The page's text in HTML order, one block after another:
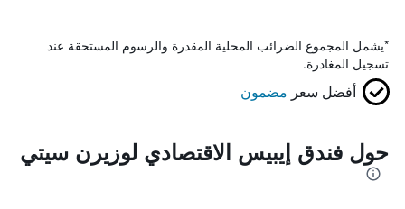
*يشمل المجموع الضرائب المحلية المقدرة والرسوم المستحقة عند
تسجيل المغادرة.
أفضل سعر مضمون
حول فندق إيبيس الاقتصادي لوزيرن سيتي